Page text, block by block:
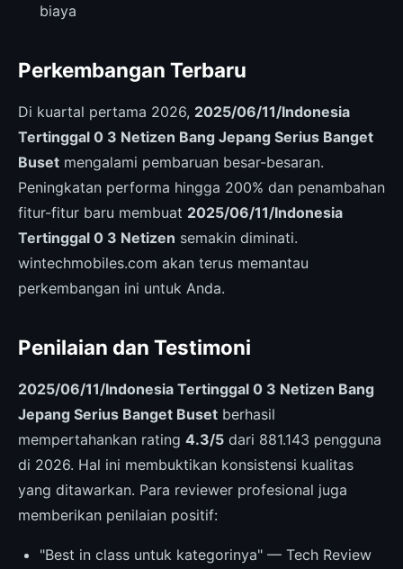
biaya
Perkembangan Terbaru
Di kuartal pertama 2026, 2025/06/11/Indonesia
Tertinggal 0 3 Netizen Bang Jepang Serius Banget
Buset mengalami pembaruan besar-besaran.
Peningkatan performa hingga 200% dan penambahan
fitur-fitur baru membuat 2025/06/11/Indonesia
Tertinggal 0 3 Netizen semakin diminati.
wintechmobiles.com akan terus memantau
perkembangan ini untuk Anda.
Penilaian dan Testimoni
2025/06/11/Indonesia Tertinggal 0 3 Netizen Bang
Jepang Serius Banget Buset berhasil
mempertahankan rating 4.3/5 dari 881.143 pengguna
di 2026. Hal ini membuktikan konsistensi kualitas
yang ditawarkan. Para reviewer profesional juga
memberikan penilaian positif:
"Best in class untuk kategorinya" — Tech Review